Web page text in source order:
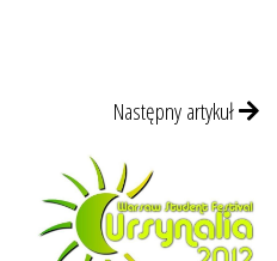
Następny artykuł